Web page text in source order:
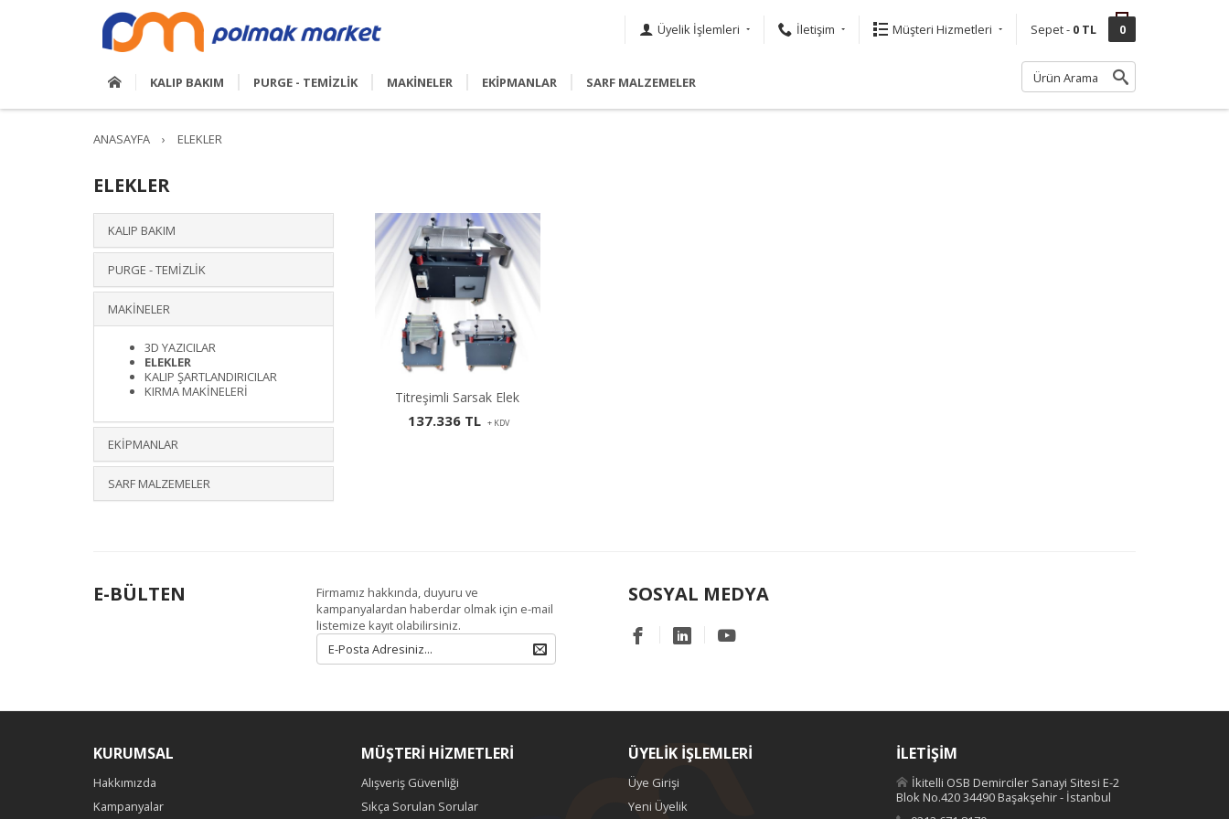
Üyelik İşlemleri İletişim Müşteri Hizmetleri Sepet - 0 TL 0
KALIP BAKIM PURGE - TEMİZLİK MAKİNELER EKİPMANLAR SARF MALZEMELER
ANASAYFA › ELEKLER
ELEKLER
KALIP BAKIM
PURGE - TEMİZLİK
MAKİNELER
3D YAZICILAR
ELEKLER
KALIP ŞARTLANDIRICILAR
KIRMA MAKİNELERİ
EKİPMANLAR
SARF MALZEMELER
Titreşimli Sarsak Elek
137.336 TL + KDV
E-BÜLTEN
Firmamız hakkında, duyuru ve
kampanyalardan haberdar olmak için e-mail
listemize kayıt olabilirsiniz.
SOSYAL MEDYA
KURUMSAL
Hakkımızda
Kampanyalar
MÜŞTERİ HİZMETLERİ
Alışveriş Güvenliği
Sıkça Sorulan Sorular
ÜYELİK İŞLEMLERİ
Üye Girişi
Yeni Üyelik
İLETİŞİM
İkitelli OSB Demirciler Sanayi Sitesi E-2
Blok No.420 34490 Başakşehir - İstanbul